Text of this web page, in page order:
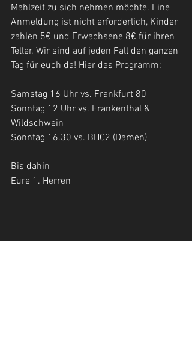
Mahlzeit zu sich nehmen möchte. Eine
Anmeldung ist nicht erforderlich, Kinder
zahlen 5€ und Erwachsene 8€ für ihren
Teller. Wir sind auf jeden Fall den ganzen
Tag für euch da! Hier das Programm:
Samstag 16 Uhr vs. Frankfurt 80
Sonntag 12 Uhr vs. Frankenthal &
Wildschwein
Sonntag 16.30 vs. BHC2 (Damen)
Bis dahin
Eure 1. Herren